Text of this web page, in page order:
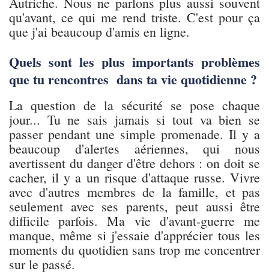
qu'avant, ce qui me rend triste. C'est pour ça
que j'ai beaucoup d'amis en ligne.
Quels sont les plus importants problèmes
que tu rencontres dans ta vie quotidienne ?
La question de la sécurité se pose chaque
jour... Tu ne sais jamais si tout va bien se
passer pendant une simple promenade. Il y a
beaucoup d'alertes aériennes, qui nous
avertissent du danger d'être dehors : on doit se
cacher, il y a un risque d'attaque russe. Vivre
avec d'autres membres de la famille, et pas
seulement avec ses parents, peut aussi être
difficile parfois. Ma vie d'avant-guerre me
manque, même si j'essaie d'apprécier tous les
moments du quotidien sans trop me concentrer
sur le passé.